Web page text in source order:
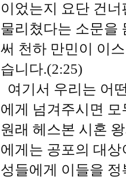
이었는지 요단 건
물리쳤다는 소문을
써 천하 만민이 이
습니다.(2:25)
여기서 우리는 어
에게 넘겨주시면
원래 헤스본 시혼
에게는 공포의 대
성들에게 이들을